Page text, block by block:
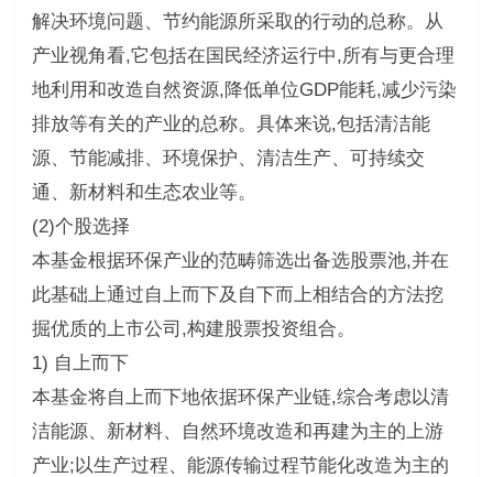
解决环境问题、节约能源所采取的行动的总称。从
产业视角看,它包括在国民经济运行中,所有与更合理
地利用和改造自然资源,降低单位GDP能耗,减少污染
排放等有关的产业的总称。具体来说,包括清洁能
源、节能减排、环境保护、清洁生产、可持续交
通、新材料和生态农业等。
(2)个股选择
本基金根据环保产业的范畴筛选出备选股票池,并在
此基础上通过自上而下及自下而上相结合的方法挖
掘优质的上市公司,构建股票投资组合。
1) 自上而下
本基金将自上而下地依据环保产业链,综合考虑以清
洁能源、新材料、自然环境改造和再建为主的上游
产业;以生产过程、能源传输过程节能化改造为主的